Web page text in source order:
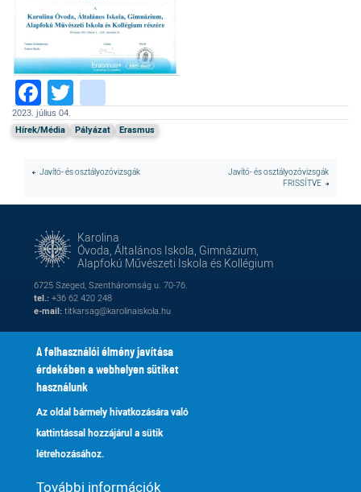
Facebook
Twitter
2023. július 04.
Hírek/Média Pályázat Erasmus
Javító- és osztályozóvizsgák
Javító- és osztályozóvizsgák
FRISSÍTVE
Karolina
Óvoda, Általános Iskola, Gimnázium,
Alapfokú Művészeti Iskola és Kollégium
6725 Szeged, Szentháromság u. 70-76.
tel.: +36 62 420 248
e-mail: titkarsag@karolinaiskola.hu
Lábléc
Naptár
Alapítvány
A felhasználói élmény javítása
érdekében a webhelyen sütiket
használunk
Az oldal bármely hivatkozására való
kattintással hozzájárul a sütik
létrehozásához.
További információk